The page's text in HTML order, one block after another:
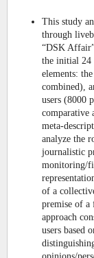
This study
through
“DSK
the initial 24
elements:
combined),
users (8000
comparative
meta-
analyze the
journalistic
monitoring/
of a
premise of
approach
users based